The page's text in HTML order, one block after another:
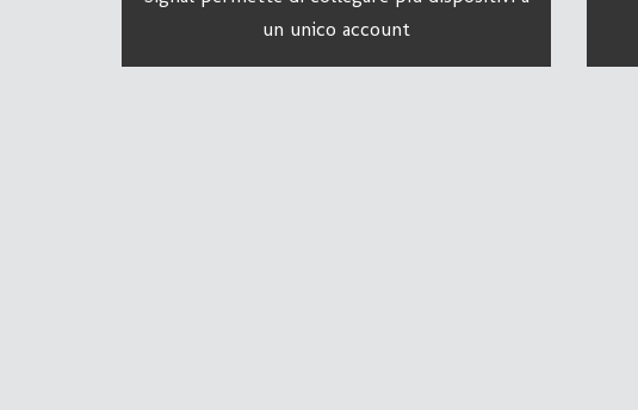
un unico account